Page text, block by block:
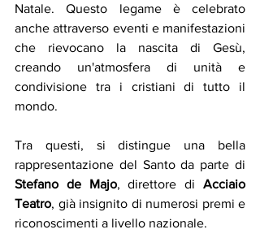
Natale. Questo legame è celebrato
anche attraverso eventi e manifestazioni
che rievocano la nascita di Gesù,
creando un'atmosfera di unità e
condivisione tra i cristiani di tutto il
mondo.
Tra questi, si distingue una bella
Stefano de Majo, direttore di Acciaio
Teatro, già insignito di numerosi premi e
riconoscimenti a livello nazionale.